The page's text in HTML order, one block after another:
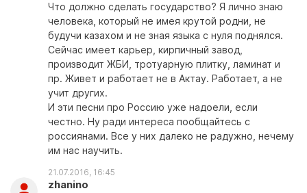
Что должно сделать государство? Я лично знаю
человека, который не имея крутой родни, не
будучи казахом и не зная языка с нуля поднялся.
Сейчас имеет карьер, кирпичный завод,
производит ЖБИ, тротуарную плитку, ламинат и
пр. Живет и работает не в Актау. Работает, а не
учит других.
И эти песни про Россию уже надоели, если
честно. Ну ради интереса пообщайтесь с
россиянами. Все у них далеко не радужно, нечему
им нас научить.
21.07.2016, 16:45
zhanino